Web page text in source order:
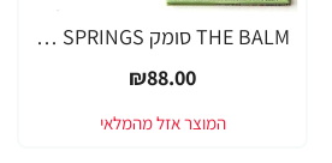
THE BALM סומק BALM SPRINGS
₪88.00